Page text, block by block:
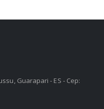
Guarapari - ES - Cep: